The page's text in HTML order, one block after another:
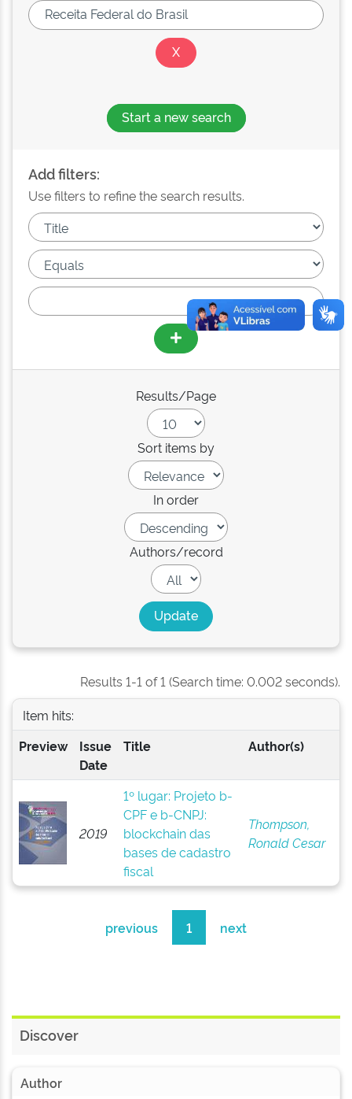
Start a new search
Add filters:
Use filters to refine the search results.
Results/Page
Sort items by
In order
Authors/record
Results 1-1 of 1 (Search time: 0.002 seconds).
Item hits:
Preview
Issue
Date
Title Author(s)
2019
1º lugar: Projeto b-
CPF e b-CNPJ:
blockchain das
bases de cadastro
fiscal
Thompson,
Ronald Cesar
previous 1 next
Discover
Author